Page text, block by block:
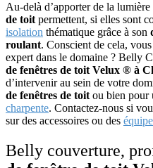
Au-delà d’apporter de la
de toit permettent, si elles sont
isolation thématique grâce à son
roulant. Conscient de cela,
expert dans le domaine ? Belly
de fenêtres de toit Velux ® à
d’intervenir au sein de votre
de fenêtres de toit ou bien pour
charpente. Contactez-nous si
sur des accessoires ou des
Belly couverture,